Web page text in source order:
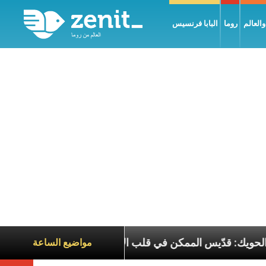
البابا فرنسيس روما
مواضيع الساعة
البطريرك الحويك: قدّيس الممكن في قلب الأزمات